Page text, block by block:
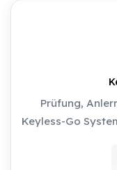
Prüfung,
Keyless-Go